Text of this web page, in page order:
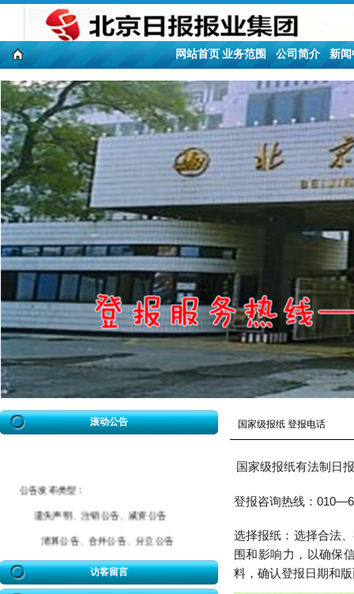
网站首页 业务范围 公司简介 新闻
滚动公告
公告发布类型：
遗失声明、注销公告、减资公告
清算公告、合并公告、分立公告
催款公告、拆迁公告、海事公告
迁坟公告、法院公告、送达公告
访客留言
国家级报纸 登报电话
国家级报纸有法制日
登报咨询热线： 010—
选择报纸：选择合法
围和影响力，以确保
料，确认登报日期和